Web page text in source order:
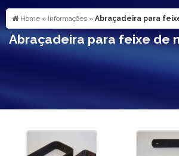
Home » Informações » Abraçadeira para
Abraçadeira para feixe de